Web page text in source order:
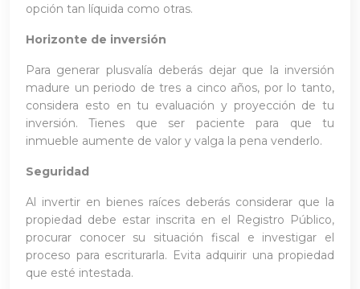
opción tan líquida como otras.
Horizonte de inversión
Para generar plusvalía deberás dejar que la inversión
madure un periodo de tres a cinco años, por lo tanto,
considera esto en tu evaluación y proyección de tu
inversión. Tienes que ser paciente para que tu
inmueble aumente de valor y valga la pena venderlo.
Seguridad
Al invertir en bienes raíces deberás considerar que la
propiedad debe estar inscrita en el Registro Público,
procurar conocer su situación fiscal e investigar el
proceso para escriturarla. Evita adquirir una propiedad
que esté intestada.